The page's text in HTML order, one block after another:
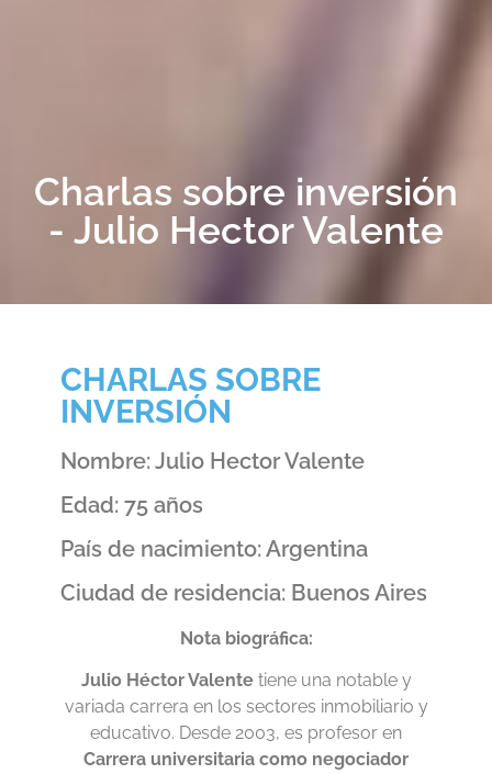
Charlas sobre inversión
- Julio Hector Valente
CHARLAS SOBRE
INVERSIÓN
Nombre: Julio Hector Valente
Edad: 75 años
País de nacimiento: Argentina
Ciudad de residencia: Buenos Aires
Nota biográfica:
Julio Héctor Valentetiene una notable y
variada carrera en los sectores inmobiliario y
educativo. Desde 2003, es profesor en
Carrera universitaria como negociador